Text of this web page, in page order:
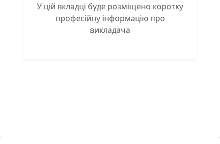
У цій вкладці буде розміщено коротку
професійну інформацію про
викладача